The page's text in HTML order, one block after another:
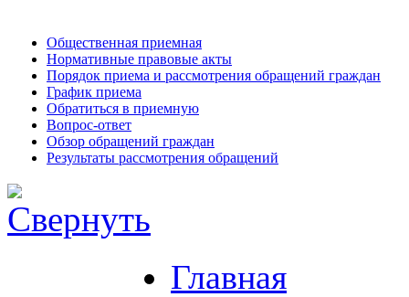
Общественная приемная
Нормативные правовые акты
Порядок приема и рассмотрения обращений граждан
График приема
Обратиться в приемную
Вопрос-ответ
Обзор обращений граждан
Результаты рассмотрения обращений
Главная